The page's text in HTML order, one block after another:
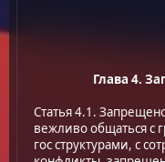
Глава 4.
Статья 4.1.
вежливо общаться с
гос структурами, с